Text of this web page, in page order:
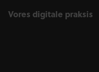
Vores digitale praksis